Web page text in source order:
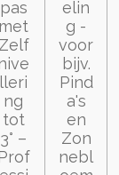
pas
met
Zelf
lleri
ng
tot
3° –
elin
g -
voor
bijv.
Pind
a's
en
Zon
nebl